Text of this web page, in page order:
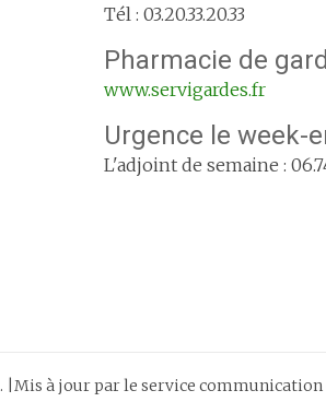
Tél : 03.20.33.20.33
Pharmacie de
www.servigardes.fr
Urgence le week-
L'adjoint de semaine :
. |Mis à jour par le service communication